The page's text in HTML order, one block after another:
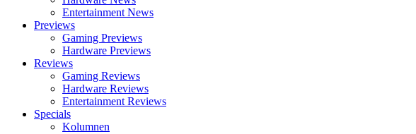
Entertainment News
Previews
Gaming Previews
Hardware Previews
Reviews
Gaming Reviews
Hardware Reviews
Entertainment Reviews
Specials
Kolumnen